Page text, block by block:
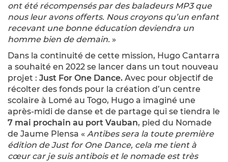
ont été récompensés par des baladeurs MP3 que
nous leur avons offerts. Nous croyons qu’un enfant
recevant une bonne éducation deviendra un
homme bien de demain. »
Dans la continuité de cette mission, Hugo Cantarra
a souhaité en 2022 se lancer dans un tout nouveau
projet : Just For One Dance. Avec pour objectif de
récolter des fonds pour la création d’un centre
scolaire à Lomé au Togo, Hugo a imaginé une
après-midi de danse et de partage qui se tiendra le
7 mai prochain au port Vauban, pied du Nomade
de Jaume Plensa « Antibes sera la toute première
édition de Just for One Dance, cela me tient à
cœur car je suis antibois et le nomade est très